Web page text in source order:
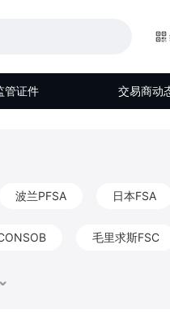
管证件 交易商动
波兰PFSA 日本FSA
毛里求斯FSC
FSC